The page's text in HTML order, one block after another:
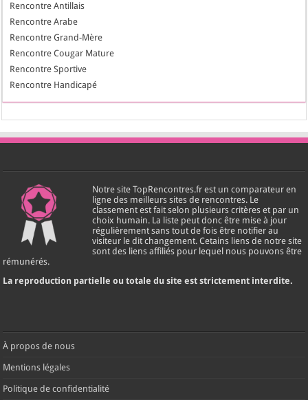
Rencontre Antillais
Rencontre Arabe
Rencontre Grand-Mère
Rencontre Cougar Mature
Rencontre Sportive
Rencontre Handicapé
Notre site TopRencontres.fr est un comparateur en
ligne des meilleurs sites de rencontres. Le
classement est fait selon plusieurs critères et par un
choix humain. La liste peut donc être mise à jour
régulièrement sans tout de fois être notifier au
visiteur le dit changement. Cetains liens de notre site
sont des liens affiliés pour lequel nous pouvons être
rémunérés.
La reproduction partielle ou totale du site est strictement interdite.
À propos de nous
Mentions légales
Politique de confidentialité